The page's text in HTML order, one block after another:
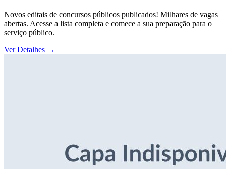
Novos editais de concursos públicos publicados! Milhares de vagas
abertas. Acesse a lista completa e comece a sua preparação para o
serviço público.
Ver Detalhes →